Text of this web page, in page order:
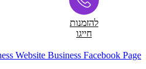
להזמנות
חייגו
Website Business Facebook Page